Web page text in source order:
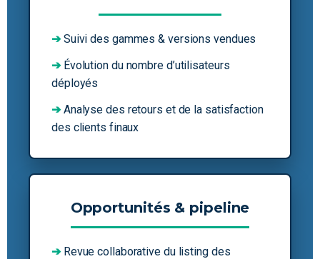
➔Suivi des gammes & versions vendues
➔Évolution du nombre d’utilisateurs
déployés
➔Analyse des retours et de la satisfaction
des clients finaux
Opportunités & pipeline
➔Revue collaborative du listing des